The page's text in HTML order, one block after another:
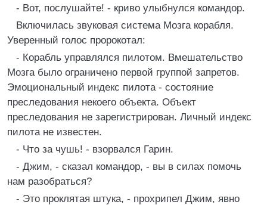
- Вот, послушайте! - криво улыбнулся командор.
Включилась звуковая система Мозга корабля.
Уверенный голос пророкотал:
- Корабль управлялся пилотом. Вмешательство
Мозга было ограничено первой группой запретов.
Эмоциональный индекс пилота - состояние
преследования некоего объекта. Объект
преследования не зарегистрирован. Личный индекс
пилота не известен.
- Что за чушь! - взорвался Гарин.
- Джим, - сказал командор, - вы в силах помочь
нам разобраться?
- Это проклятая штука, - прохрипел Джим, явно